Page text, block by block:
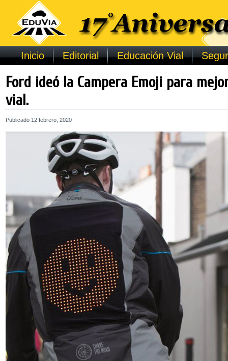
Inicio Editorial Educación Vial
Ford ideó la Campera Emoji para
vial.
Publicado 12 febrero, 2020